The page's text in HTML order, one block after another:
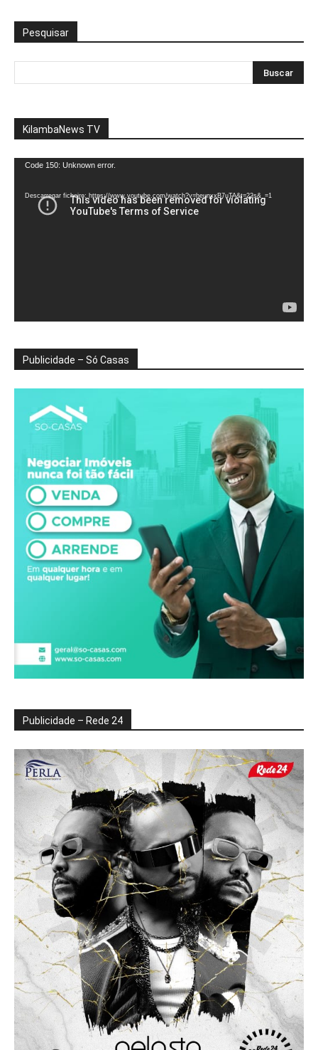
Pesquisar
KilambaNews TV
Reprodutor
vídeo
Code 150: Unknown error.
Descarregar ficheiro: https://www.youtube.com/watch?v=heunxxB7uTA&t=22s&_=1
Publicidade – Só Casas
Publicidade – Rede 24